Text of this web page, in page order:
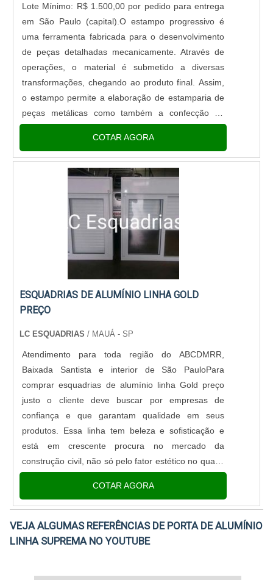
Lote Mínimo: R$ 1.500,00 por pedido para entrega
em São Paulo (capital).O estampo progressivo é
uma ferramenta fabricada para o desenvolvimento
de peças detalhadas mecanicamente. Através de
operações, o material é submetido a diversas
transformações, chegando ao produto final. Assim,
o estampo permite a elaboração de estamparia de
peças metálicas como também a confecção de
VANTAGENS DOS ESTAMPOS
PROGRESSIVOSEm geral, o estampo tipo
progressivo é fabr.
COTAR AGORA
ESQUADRIAS DE ALUMÍNIO LINHA GOLD
PREÇO
LC ESQUADRIAS / MAUÁ - SP
Atendimento para toda região do ABCDMRR,
Baixada Santista e interior de São PauloPara
comprar esquadrias de alumínio linha Gold preço
justo o cliente deve buscar por empresas de
confiança e que garantam qualidade em seus
produtos. Essa linha tem beleza e sofisticação e
está em crescente procura no mercado da
construção civil, não só pelo fator estético no qual a
peça ganha uma robustez maior por ser um
alumínio mais grosso, mas cada vez mais p....
COTAR AGORA
VEJA ALGUMAS REFERÊNCIAS DE PORTA DE ALUMÍNIO
LINHA SUPREMA NO YOUTUBE